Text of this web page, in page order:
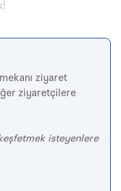
ziyaret
ziyaretçilere
isteyenlere